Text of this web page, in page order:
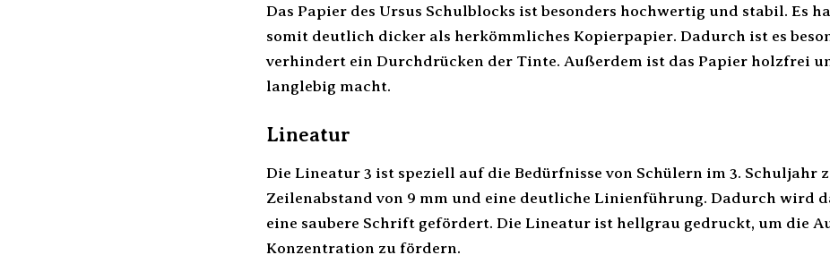
Das Papier des Ursus Schulblocks ist besonders hochwertig und stabil. Es
somit deutlich dicker als herkömmliches Kopierpapier. Dadurch ist es
verhindert ein Durchdrücken der Tinte. Außerdem ist das Papier holzfrei
langlebig macht.
Lineatur
Die Lineatur 3 ist speziell auf die Bedürfnisse von Schülern im 3. Schuljahr
Zeilenabstand von 9 mm und eine deutliche Linienführung. Dadurch wird
eine saubere Schrift gefördert. Die Lineatur ist hellgrau gedruckt, um die
Konzentration zu fördern.